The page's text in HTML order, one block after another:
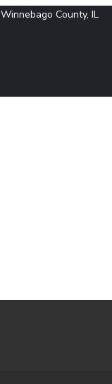
Winnebago County, IL